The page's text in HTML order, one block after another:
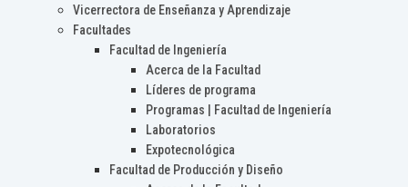
Vicerrectora de Enseñanza y Aprendizaje
Facultades
Facultad de Ingeniería
Acerca de la Facultad
Líderes de programa
Programas | Facultad de Ingeniería
Laboratorios
Expotecnológica
Facultad de Producción y Diseño